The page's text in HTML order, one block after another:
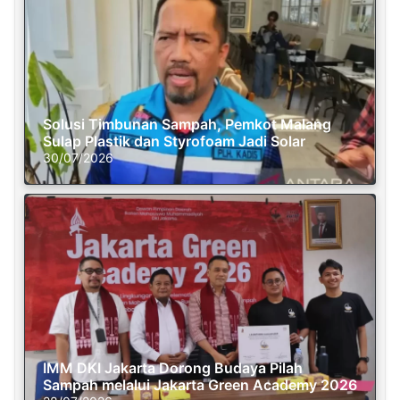
Solusi Timbunan Sampah, Pemkot Malang
Sulap Plastik dan Styrofoam Jadi Solar
30/07/2026
IMM DKI Jakarta Dorong Budaya Pilah
Sampah melalui Jakarta Green Academy 2026